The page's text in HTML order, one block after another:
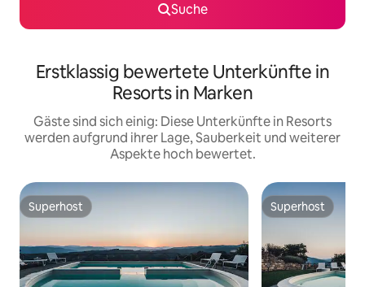
Suche
Erstklassig bewertete Unterkünfte in
Resorts in Marken
Gäste sind sich einig: Diese Unterkünfte in Resorts
werden aufgrund ihrer Lage, Sauberkeit und weiterer
Aspekte hoch bewertet.
Superhost
Superhost Superhost
Superhost